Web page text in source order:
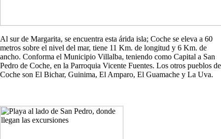
Al sur de Margarita, se encuentra esta árida isla; Coche se eleva a 60
metros sobre el nivel del mar, tiene 11 Km. de longitud y 6 Km. de
ancho. Conforma el Municipio Villalba, teniendo como Capital a San
Pedro de Coche, en la Parroquia Vicente Fuentes. Los otros pueblos de
Coche son El Bichar, Guinima, El Amparo, El Guamache y La Uva.